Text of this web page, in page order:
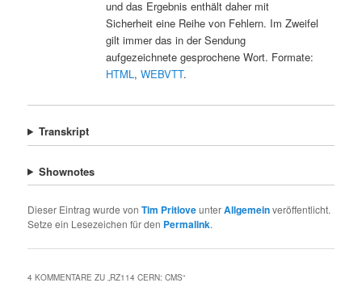
und das Ergebnis enthält daher mit
Sicherheit eine Reihe von Fehlern. Im Zweifel
gilt immer das in der Sendung
aufgezeichnete gesprochene Wort. Formate:
HTML, WEBVTT.
Transkript
Shownotes
Dieser Eintrag wurde vonTim PritloveunterAllgemeinveröffentlicht.
Setze ein Lesezeichen für den Permalink.
4 KOMMENTARE ZU „ RZ114 CERN: CMS“